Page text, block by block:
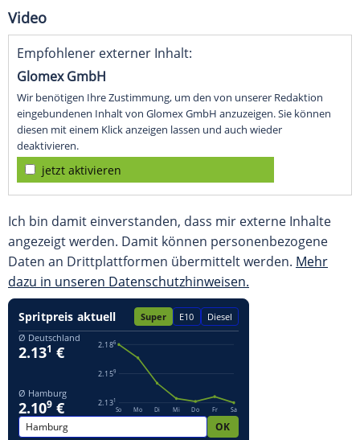
Video
Empfohlener externer Inhalt:
Glomex GmbH
Wir benötigen Ihre Zustimmung, um den von unserer Redaktion
eingebundenen Inhalt von Glomex GmbH anzuzeigen. Sie können
diesen mit einem Klick anzeigen lassen und auch wieder
deaktivieren.
jetzt aktivieren
Ich bin damit einverstanden, dass mir externe Inhalte
angezeigt werden. Damit können personenbezogene
Daten an Drittplattformen übermittelt werden. Mehr
dazu in unseren Datenschutzhinweisen.